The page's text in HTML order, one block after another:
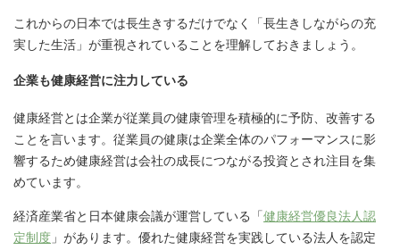
これからの日本では長生きするだけでなく「長生きしながらの充
実した生活」が重視されていることを理解しておきましょう。
企業も健康経営に注力している
健康経営とは企業が従業員の健康管理を積極的に予防、改善する
ことを言います。従業員の健康は企業全体のパフォーマンスに影
響するため健康経営は会社の成長につながる投資とされ注目を集
めています。
経済産業省と日本健康会議が運営している「健康経営優良法人認
定制度 」があります。優れた健康経営を実践している法人を認定